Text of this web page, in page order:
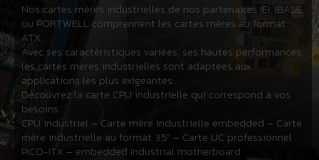
Nos cartes mères industrielles de nos partenaires IEI, IBASE
ou PORTWELL comprennent les cartes mères au format
ATX.
Avec ses caractéristiques variées, ses hautes performances,
les cartes mères industrielles sont adaptées aux
applications les plus exigeantes…
Découvrez la carte CPU industrielle qui correspond à vos
besoins.
CPU industriel – Carte mère industrielle embedded – Carte
mère industrielle au format 3.5” – Carte UC professionnel
PICO-ITX – embedded Industrial motherboard